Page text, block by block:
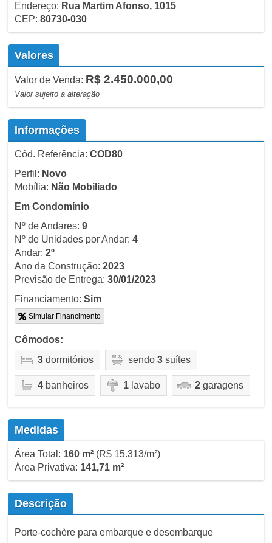
Endereço: Rua Martim Afonso, 1015
CEP: 80730-030
Valores
Valor de Venda: R$ 2.450.000,00
Valor sujeito a alteração
Informações
Cód. Referência: COD80
Perfil: Novo
Mobília: Não Mobiliado
Em Condomínio
Nº de Andares: 9
Nº de Unidades por Andar: 4
Andar: 2º
Ano da Construção: 2023
Previsão de Entrega: 30/01/2023
Financiamento: Sim
Simular Financimento
Cômodos:
3dormitórios sendo 3suítes
4banheiros 1lavabo 2garagens
Medidas
Área Total: 160 m²(R$ 15.313/m²)
Área Privativa: 141,71 m²
Descrição
Porte-cochère para embarque e desembarque